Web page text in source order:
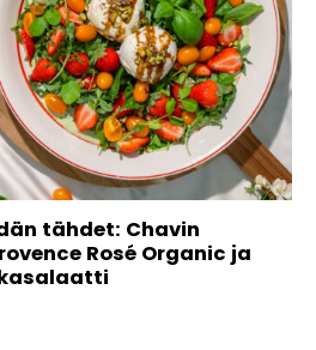
tähdet: Chavin
Rosé Organic ja